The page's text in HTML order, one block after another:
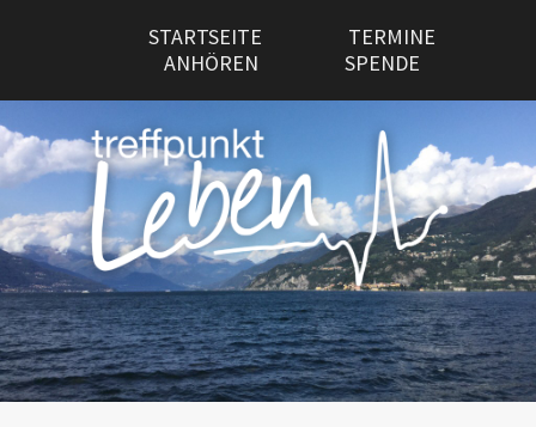
STARTSEITE
TERMINE
ANHÖREN
SPENDE